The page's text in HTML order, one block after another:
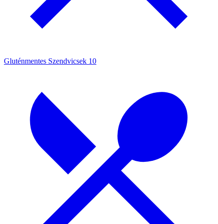
Gluténmentes Szendvicsek 10